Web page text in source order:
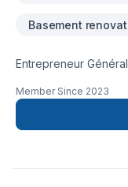
Basement
Entrepreneur Général
Member Since 2023